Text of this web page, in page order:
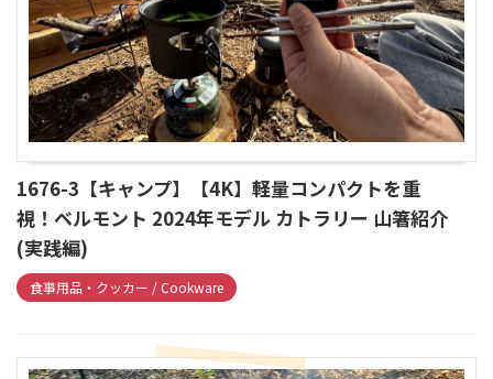
1676-3【キャンプ】【4K】軽量コンパクトを重
視！ベルモント 2024年モデル カトラリー 山箸紹介
(実践編)
食事用品・クッカー / Cookware